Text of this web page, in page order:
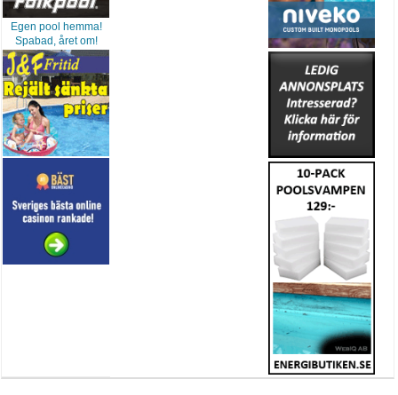
Egen pool hemma!
Spabad, året om!